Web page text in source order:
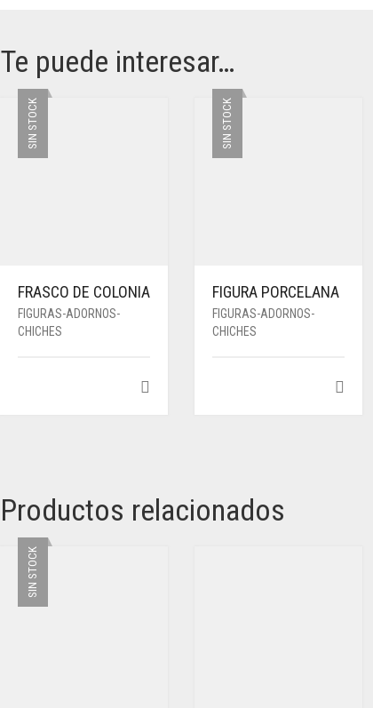
Te puede interesar…
SIN STOCK
FRASCO DE COLONIA
FIGURAS-ADORNOS-
CHICHES
SIN STOCK
FIGURA PORCELANA
FIGURAS-ADORNOS-
CHICHES
Productos relacionados
SIN STOCK